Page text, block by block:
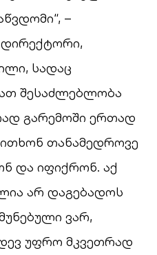
–
დირექტორი,
სადაც
შესაძლებლობა
გარემოში ერთად
თანამედროვე
და იფიქრონ. აქ
არ დაგებადოს
ვარ,
უფრო მკვეთრად